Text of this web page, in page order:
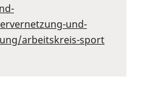
und-
arbeitskreis-sport